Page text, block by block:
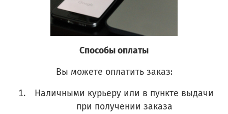
Способы оплаты
Вы можете оплатить заказ:
Наличными курьеру или в пункте выдачи
при получении заказа